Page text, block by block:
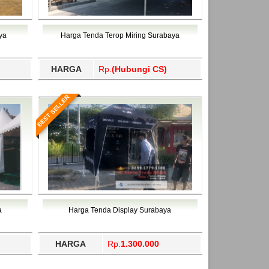
Trenggalek, Tual, Tuban, Tulang
Yalimo, Yogyakarta.
Temanggung, Ternate, Tidore Kepulauan,
Trenggalek, Tual, Tuban, Tulang
Yalimo, Yogyakarta.
Harga Tenda Terop Miring Surabaya
HARGA Rp. (Hubungi CS)
BEST SELLER
Harga Tenda Display Surabaya
HARGA Rp. 1.300.000